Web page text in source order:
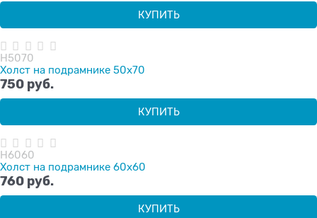
КУПИТЬ
H5070
Холст на подрамнике 50х70
750 руб.
КУПИТЬ
H6060
Холст на подрамнике 60х60
760 руб.
КУПИТЬ